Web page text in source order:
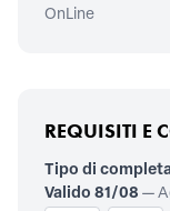
OnLine
REQUISITI E
Tipo di
Valido 81/08 —